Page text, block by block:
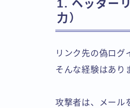
1. ヘッダー
力）
リンク先の偽ロ
そんな経験はあり
攻撃者は、メール